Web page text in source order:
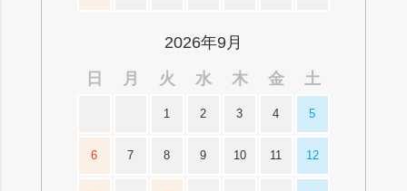
2026年9月
日
月 火 水 木 金 土
1 2 3 4 5
6 7 8 9 10 11 12